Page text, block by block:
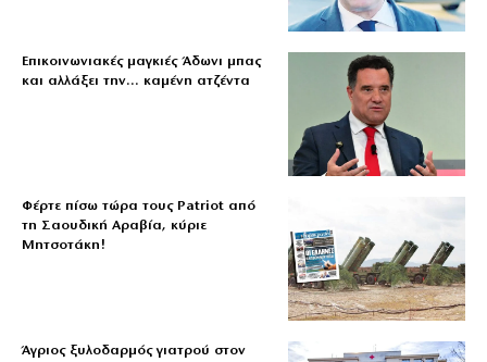
Επικοινωνιακές μαγκιές Άδωνι μπας
και αλλάξει την… καμένη ατζέντα
Φέρτε πίσω τώρα τους Patriot από
τη Σαουδική Αραβία, κύριε
Μητσοτάκη!
Άγριος ξυλοδαρμός γιατρού στον